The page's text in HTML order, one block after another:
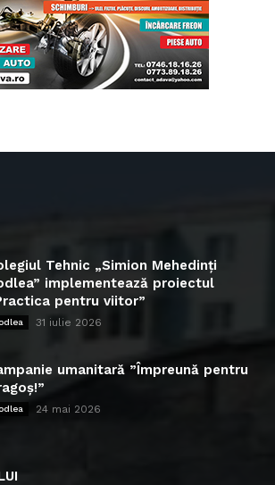
Tehnic „Simion Mehedinți
implementează proiectul
pentru viitor”
31 iulie 2026
umanitară ”Împreună pentru
24 mai 2026